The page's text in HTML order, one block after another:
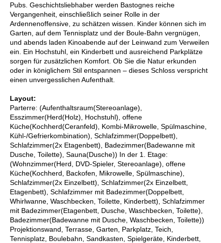
Pubs. Geschichtsliebhaber werden Bastognes reiche
Vergangenheit, einschließlich seiner Rolle in der
Ardennenoffensive, zu schätzen wissen. Kinder können sich im
Garten, auf dem Tennisplatz und der Boule-Bahn vergnügen,
und abends laden Kinoabende auf der Leinwand zum Verweilen
ein. Ein Hochstuhl, ein Kinderbett und ausreichend Parkplätze
sorgen für zusätzlichen Komfort. Ob Sie die Natur erkunden
oder in königlichem Stil entspannen – dieses Schloss verspricht
einen unvergesslichen Aufenthalt.
Layout:
Parterre: (Aufenthaltsraum(Stereoanlage),
Esszimmer(Herd(Holz), Hochstuhl), offene
Küche(Kochherd(Ceranfeld), Kombi-Mikrowelle, Spülmaschine,
Kühl-/Gefrierkombination), Schlafzimmer(Doppelbett),
Schlafzimmer(2x Etagenbett), Badezimmer(Badewanne mit
Dusche, Toilette), Sauna(Dusche)) In der 1. Etage:
(Wohnzimmer(Herd, DVD-Spieler, Stereoanlage), offene
Küche(Kochherd, Backofen, Mikrowelle, Spülmaschine),
Schlafzimmer(2x Einzelbett), Schlafzimmer(2x Einzelbett,
Etagenbett), Schlafzimmer mit Badezimmer(Doppelbett,
Whirlwanne, Waschbecken, Toilette, Kinderbett), Schlafzimmer
mit Badezimmer(Etagenbett, Dusche, Waschbecken, Toilette),
Badezimmer(Badewanne mit Dusche, Waschbecken, Toilette))
Projektionswand, Terrasse, Garten, Parkplatz, Teich,
Tennisplatz, Boulebahn, Sandkasten, Spielgeräte, Kinderbett,